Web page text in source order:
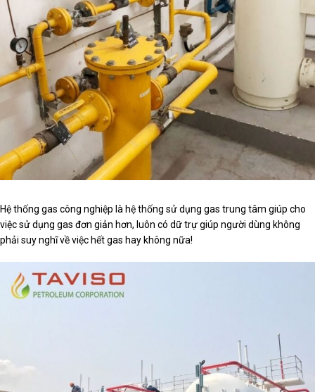
Hệ thống gas công nghiệp là hệ thống sử dụng gas trung tâm giúp cho
việc sử dụng gas đơn giản hơn, luôn có dữ trự giúp người dùng không
phải suy nghĩ về việc hết gas hay không nữa!